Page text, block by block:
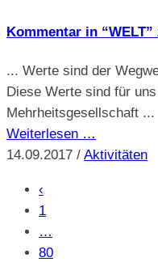
Kommentar in
... Werte sind der
Diese Werte sind für
Mehrheitsgesellschaft ...
Weiterlesen …
14.09.2017 / Aktivitäten
‹
1
…
80